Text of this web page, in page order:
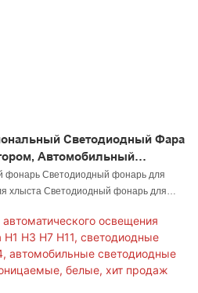
Светодиодный Фара
Автомобильный
Светом
фонарь Светодиодный фонарь для
хлыста Светодиодный фонарь для
Светодиодный соединитель для
изготавливается строго в
стандартами. Разработанные
контролируемые инспекторами по